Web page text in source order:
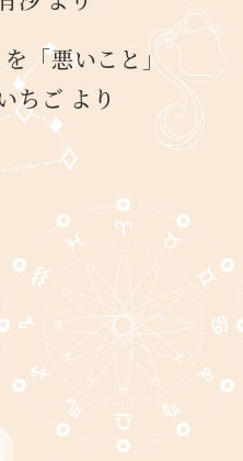
「悪いこと」
ちご より